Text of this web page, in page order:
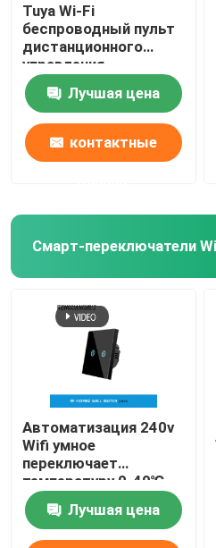
Камера для умного
Зигби-Гейтвей
Зигби-Гейтвей
Tuya Wi-Fi
беспроводный пульт
дистанционного
управления
переключатель
закаленное
стеклянное панель с
мини-умный
разрывник лучший
Лучшая цена
контактные
Смарт-переключатели
Автоматизация 240v
Wifi умное
переключает
температуру 0-40℃
деятельности 10A
Лучшая цена